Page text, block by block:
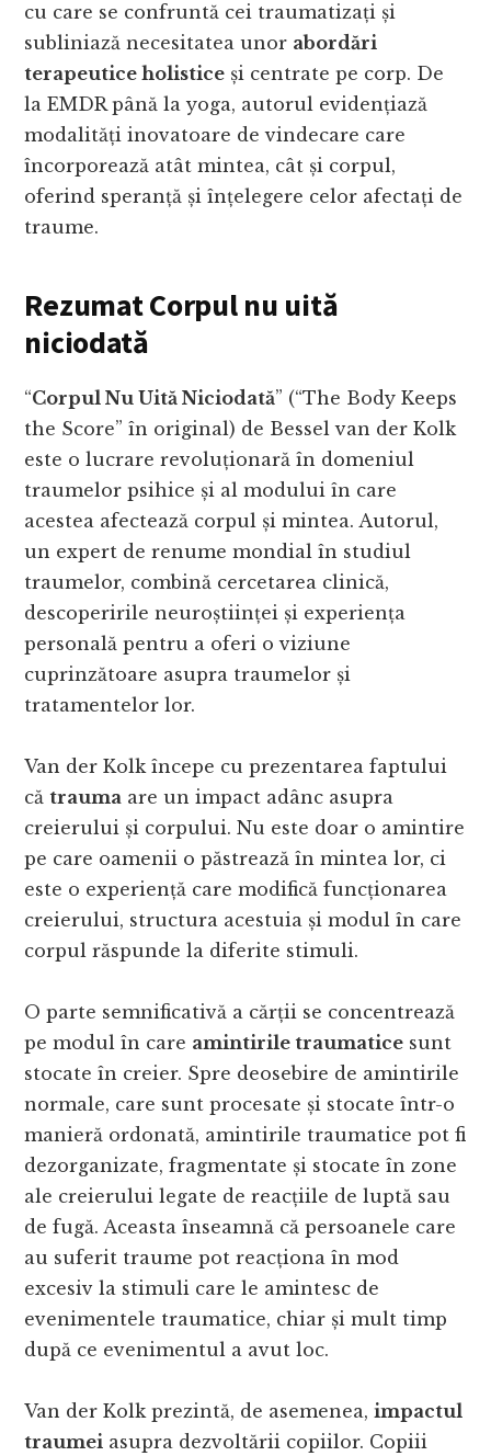
cu care se confruntă cei traumatizați și
subliniază necesitatea unor abordări
terapeutice holistice și centrate pe corp. De
la EMDR până la yoga, autorul evidențiază
modalități inovatoare de vindecare care
încorporează atât mintea, cât și corpul,
oferind speranță și înțelegere celor afectați de
traume.
Rezumat Corpul nu uită
niciodată
“Corpul Nu Uită Niciodată” (“The Body Keeps
the Score” în original) de Bessel van der Kolk
este o lucrare revoluționară în domeniul
traumelor psihice și al modului în care
acestea afectează corpul și mintea. Autorul,
un expert de renume mondial în studiul
traumelor, combină cercetarea clinică,
descoperirile neuroștiinței și experiența
personală pentru a oferi o viziune
cuprinzătoare asupra traumelor și
tratamentelor lor.
Van der Kolk începe cu prezentarea faptului
cătrauma are un impact adânc asupra
creierului și corpului. Nu este doar o amintire
pe care oamenii o păstrează în mintea lor, ci
este o experiență care modifică funcționarea
creierului, structura acestuia și modul în care
corpul răspunde la diferite stimuli.
O parte semnificativă a cărții se concentrează
pe modul în care amintirile traumatice sunt
stocate în creier. Spre deosebire de amintirile
normale, care sunt procesate și stocate într-o
manieră ordonată, amintirile traumatice pot fi
dezorganizate, fragmentate și stocate în zone
ale creierului legate de reacțiile de luptă sau
de fugă. Aceasta înseamnă că persoanele care
au suferit traume pot reacționa în mod
excesiv la stimuli care le amintesc de
evenimentele traumatice, chiar și mult timp
după ce evenimentul a avut loc.
Van der Kolk prezintă, de asemenea,impactul
traumei asupra dezvoltării copiilor. Copiii